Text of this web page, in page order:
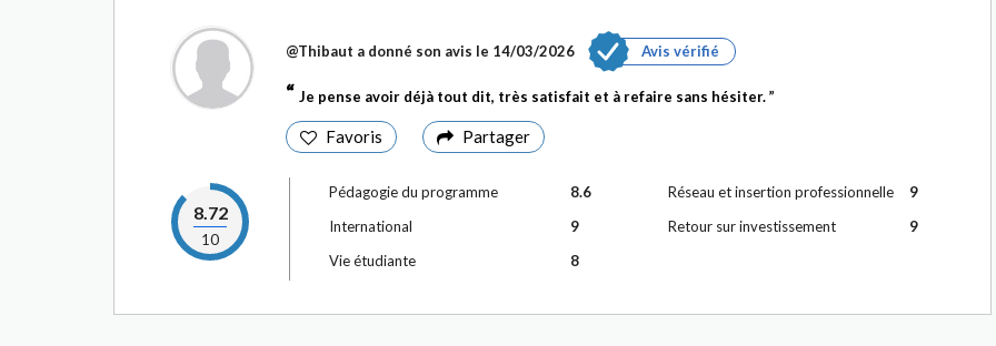
@Thibaut a donné son avis le 14/03/2026 Avis vérifié
Je pense avoir déjà tout dit, très satisfait et à refaire sans hésiter.
Favoris Partager
8.72
10
Pédagogie du programme
8.6
International
9
Vie étudiante
8
Réseau et insertion professionnelle
9
Retour sur investissement
9